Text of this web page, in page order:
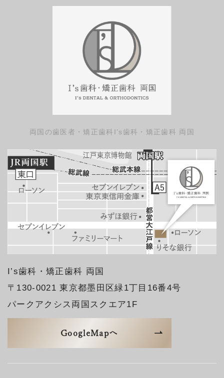
両国の歯医者・矯正歯科 I’s歯科・矯正歯科 両国
I’s歯科・矯正歯科 両国
〒130-0021 東京都墨田区緑1丁目16番4号
パークアクシス両国スクエア1F
GoogleMapへ